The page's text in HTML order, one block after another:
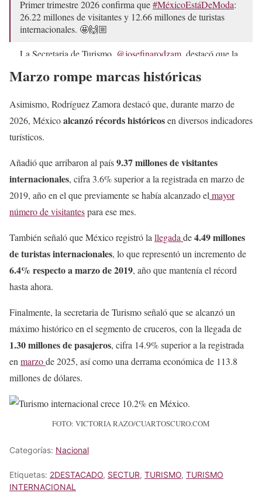
Primer trimestre 2026 confirma que#MéxicoEstáDeModa:
26.22 millones de visitantes y 12.66 millones de turistas
internacionales. 🤩🙌🏼
La Secretaria de Turismo, @josefinarodzam , destacó que la
respecto…pic.twitter.com/ozuon37B13
— SECTUR México (@SECTUR_mx)
May 12, 2026
Marzo rompe marcas históricas
Asimismo, Rodríguez Zamora destacó que, durante marzo de
2026, Méxicoalcanzó récords históricosen diversos indicadores
turísticos.
Añadió que arribaron al país9.37 millones de visitantes
internacionales, cifra 3.6% superior a la registrada en marzo de
2019, año en el que previamente se había alcanzado el mayor
número de visitantespara ese mes.
También señaló que México registró la llegada de4.49 millones
de turistas internacionales, lo que representó un incremento de
6.4% respecto a marzo de 2019, año que mantenía el récord
hasta ahora.
Finalmente, la secretaria de Turismo señaló que se alcanzó un
máximo histórico en el segmento de cruceros, con la llegada de
1.30 millones de pasajeros, cifra 14.9% superior a la registrada
en marzode 2025, así como una derrama económica de 113.8
millones de dólares.
FOTO: VICTORIA RAZO/CUARTOSCURO.COM
Categorías: Nacional
Etiquetas: 2DESTACADO, SECTUR, TURISMO, TURISMO
INTERNACIONAL